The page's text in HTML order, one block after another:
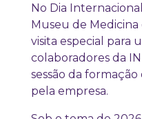
No Dia
Museu de
visita especial para
colaboradores da
sessão da
pela empresa.